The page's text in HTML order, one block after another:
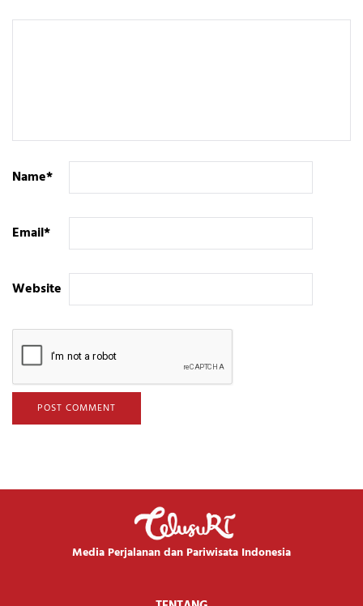
Name*
Email*
Website
Media Perjalanan dan Pariwisata Indonesia